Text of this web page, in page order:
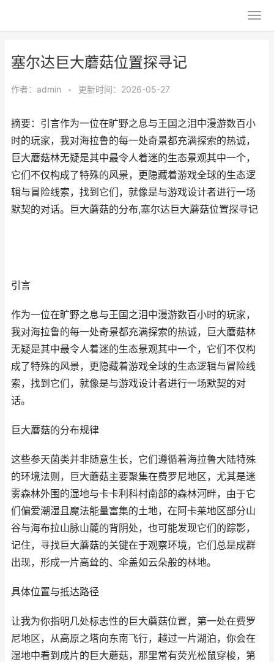
塞尔达巨大蘑菇位置探寻记
作者： admin • 更新时间：2026-05-27
摘要：引言作为一位在旷野之息与王国之泪中漫游数百小
时的玩家，我对海拉鲁的每一处奇景都充满探索的热诚，
巨大蘑菇林无疑是其中最令人着迷的生态景观其中一个，
它们不仅构成了特殊的风景，更隐藏着游戏全球的生态逻
辑与冒险线索，找到它们，就像是与游戏设计者进行一场
默契的对话。巨大蘑菇的分布,塞尔达巨大蘑菇位置探寻记
引言
作为一位在旷野之息与王国之泪中漫游数百小时的玩家，
我对海拉鲁的每一处奇景都充满探索的热诚，巨大蘑菇林
无疑是其中最令人着迷的生态景观其中一个，它们不仅构
成了特殊的风景，更隐藏着游戏全球的生态逻辑与冒险线
索，找到它们，就像是与游戏设计者进行一场默契的对
话。
巨大蘑菇的分布规律
这些参天菌类并非随意生长，它们遵循着海拉鲁大陆特殊
的环境法则，巨大蘑菇主要聚集在费罗尼地区，尤其是迷
雾森林外围的湿地与卡卡利科村南部的森林河畔，由于它
们偏爱潮湿且魔法能量富集的土地，在阿卡莱地区部分山
谷与海布拉山脉山麓的背阴处，也可能发现它们的踪影，
记住，寻找巨大蘑菇的关键在于观察环境，它们总是成群
出现，形成一片高耸的、伞盖如云朵般的林地。
具体位置与抵达路径
让我为你指明几处标志性的巨大蘑菇位置，第一处在费罗
尼地区，从高原之塔向东南飞行，越过一片湖泊，你会在
湿地中看到成片的巨大蘑菇，那里常有荧光松鼠穿梭，第